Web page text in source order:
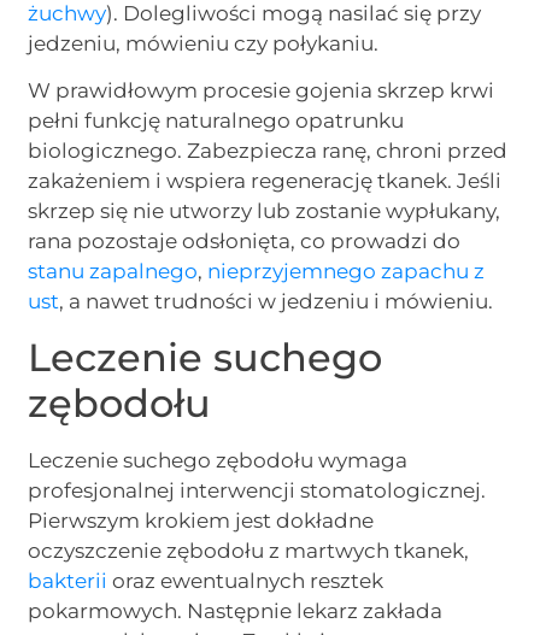
żuchwy). Dolegliwości mogą nasilać się przy
jedzeniu, mówieniu czy połykaniu.
W prawidłowym procesie gojenia skrzep krwi
pełni funkcję naturalnego opatrunku
biologicznego. Zabezpiecza ranę, chroni przed
zakażeniem i wspiera regenerację tkanek. Jeśli
skrzep się nie utworzy lub zostanie wypłukany,
rana pozostaje odsłonięta, co prowadzi do
stanu zapalnego, nieprzyjemnego zapachu z
ust, a nawet trudności w jedzeniu i mówieniu.
Leczenie suchego
zębodołu
Leczenie suchego zębodołu wymaga
profesjonalnej interwencji stomatologicznej.
Pierwszym krokiem jest dokładne
oczyszczenie zębodołu z martwych tkanek,
bakterii oraz ewentualnych resztek
pokarmowych. Następnie lekarz zakłada